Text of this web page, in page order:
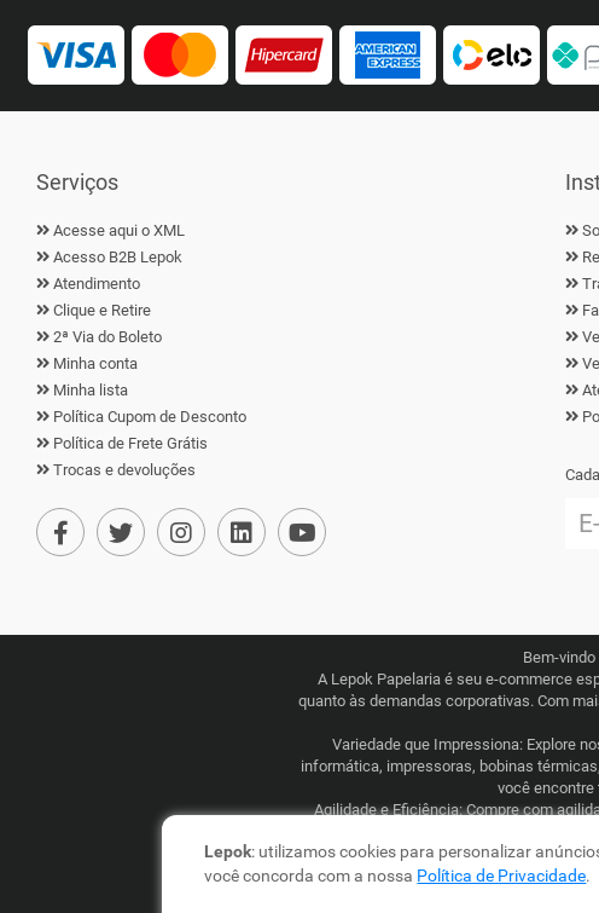
Serviços
Acesse aqui o XML
Acesso B2B Lepok
Atendimento
Clique e Retire
2ª Via do Boleto
Minha conta
Minha lista
Política Cupom de Desconto
Política de Frete Grátis
Trocas e devoluções
Bem-
A Lepok Papelaria é seu e-commerce
quanto às demandas corporativas. Com
Variedade que Impressiona: Explore
informática, impressoras, bobinas
você encontre
Agilidade e Eficiência: Compre com
Lepok: utilizamos cookies para personalizar
você concorda com a nossa Política de Privacidade.